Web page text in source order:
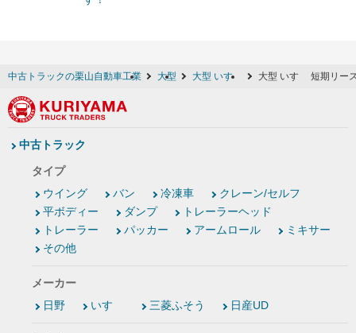
中古トラックの栗山自動車工業 大型 大型 いすゞ 大型 いすゞ 短期リー
中古トラック
タイプ
ウイング
バン 冷凍車
クレーン/セルフ
平ボディー
ダンプ
トレーラーヘッド
トレーラー
パッカー アームロール
ミキサー
その他
メーカー
日野
いすゞ 三菱ふそう 日産UD